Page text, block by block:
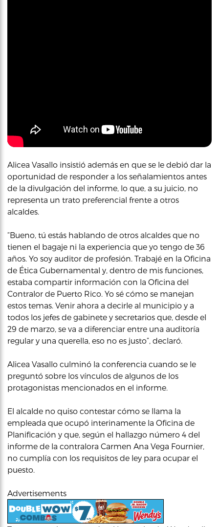
Alicea Vasallo insistió además en que se le debió dar la
oportunidad de responder a los señalamientos antes
de la divulgación del informe, lo que, a su juicio, no
representa un trato preferencial frente a otros
alcaldes.
“Bueno, tú estás hablando de otros alcaldes que no
tienen el bagaje ni la experiencia que yo tengo de 36
años. Yo soy auditor de profesión. Trabajé en la Oficina
de Ética Gubernamental y, dentro de mis funciones,
estaba compartir información con la Oficina del
Contralor de Puerto Rico. Yo sé cómo se manejan
estos temas. Venir ahora a decirle al municipio y a
todos los jefes de gabinete y secretarios que, desde el
29 de marzo, se va a diferenciar entre una auditoría
regular y una querella, eso no es justo”, declaró.
Alicea Vasallo culminó la conferencia cuando se le
preguntó sobre los vínculos de algunos de los
protagonistas mencionados en el informe.
El alcalde no quiso contestar cómo se llama la
empleada que ocupó interinamente la Oficina de
Planificación y que, según el hallazgo número 4 del
informe de la contralora Carmen Ana Vega Fournier,
no cumplía con los requisitos de ley para ocupar el
puesto.
Advertisements